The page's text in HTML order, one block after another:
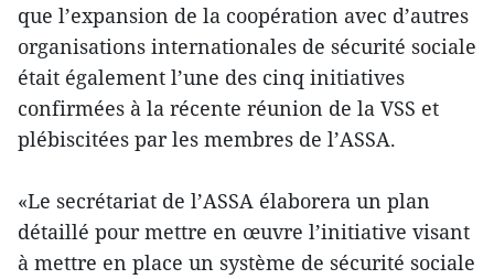
que l’expansion de la coopération avec d’autres
organisations internationales de sécurité sociale
était également l’une des cinq initiatives
confirmées à la récente réunion de la VSS et
plébiscitées par les membres de l’ASSA.
«Le secrétariat de l’ASSA élaborera un plan
détaillé pour mettre en œuvre l’initiative visant
à mettre en place un système de sécurité sociale